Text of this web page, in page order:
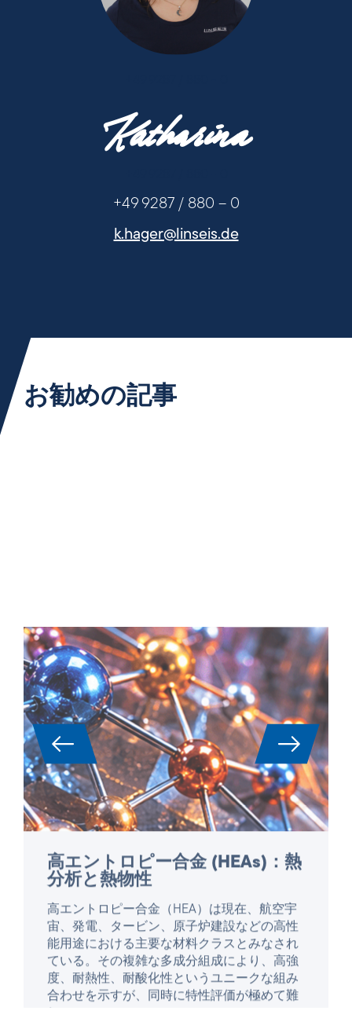
Katharina
+49 9287 / 880 – 0
k.hager@linseis.de
お勧めの記事
高エントロピー合金 (HEAs)：熱
分析と熱物性
高エントロピー合金（HEA）は現在、航空宇
宙、発電、タービン、原子炉建設などの高性
能用途における主要な材料クラスとみなされ
度、耐熱性、耐酸化性というユニークな組み
合わせを示すが、同時に特性評価が極めて難
しい。